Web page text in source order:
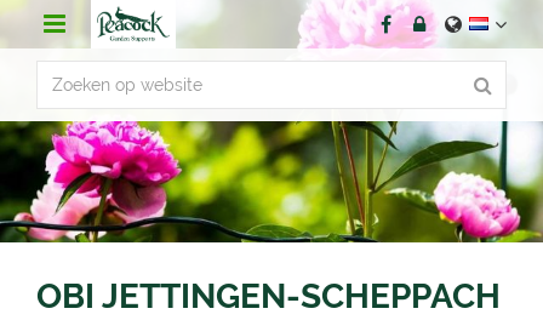
r
n
t
OBI JETTINGEN-SCHEPPACH